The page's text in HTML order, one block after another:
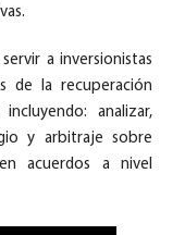
a inversionistas
de la recuperación
analizar,
y arbitraje sobre
acuerdos a nivel